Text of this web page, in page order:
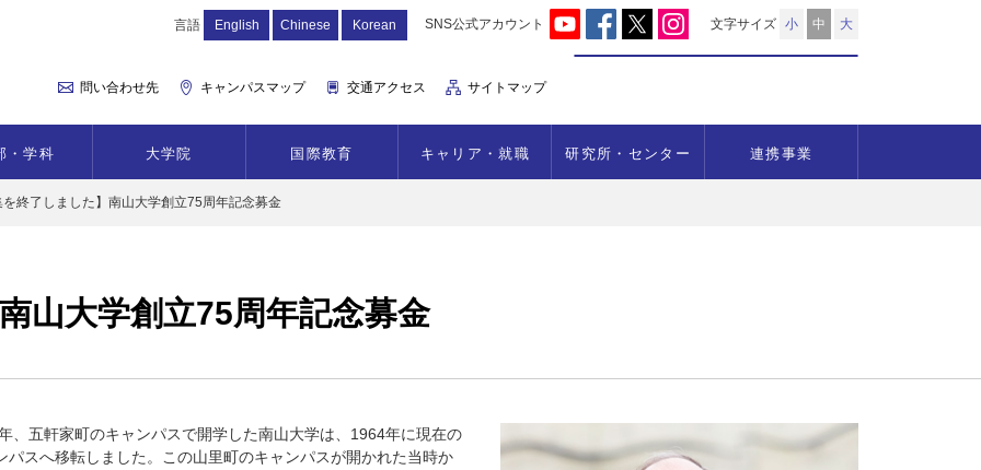
文字サイズ 小 中 大
SNS公式アカウント
問い合わせ先 キャンパスマップ 交通アクセス サイトマップ
・学科 大学院 国際教育 キャリア・就職 研究所・センター 連携事業
言語 English Chinese Korean
を終了しました】南山大学創立75周年記念募金
山大学創立75周年記念募金
、五軒家町のキャンパスで開学した南山大学は、1964年に現在の
パスへ移転しました。この山里町のキャンパスが開かれた当時か